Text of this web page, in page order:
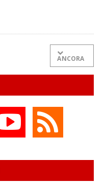
ANCORA